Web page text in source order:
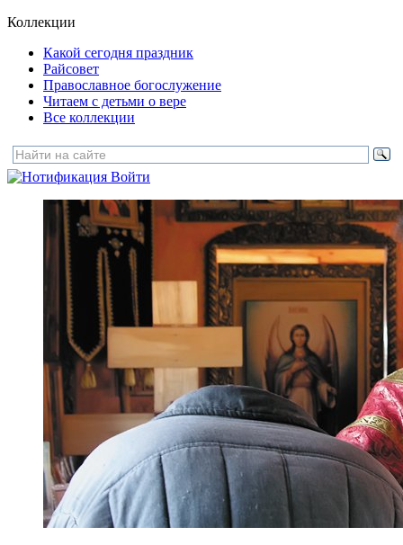
Коллекции
Какой сегодня праздник
Райсовет
Православное богослужение
Читаем с детьми о вере
Все коллекции
Войти